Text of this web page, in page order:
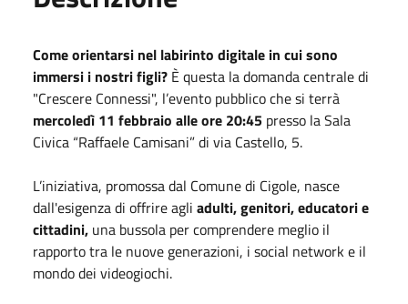
Come orientarsi nel labirinto digitale in cui sono
immersi i nostri figli? È questa la domanda centrale di
"Crescere Connessi", l’evento pubblico che si terrà
mercoledì 11 febbraio alle ore 20:45 presso la Sala
Civica “Raffaele Camisani” di via Castello, 5.
L’iniziativa, promossa dal Comune di Cigole, nasce
dall'esigenza di offrire agli adulti, genitori, educatori e
cittadini, una bussola per comprendere meglio il
rapporto tra le nuove generazioni, i social network e il
mondo dei videogiochi.